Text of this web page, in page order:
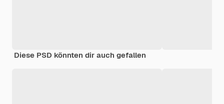
Diese PSD könnten dir auch gefallen